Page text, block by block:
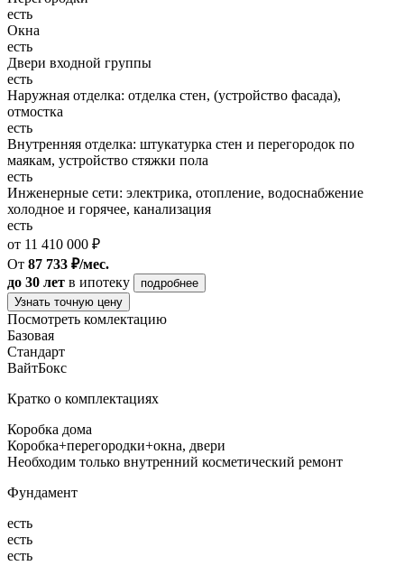
есть
Окна
есть
Двери входной группы
есть
Наружная отделка: отделка стен, (устройство фасада),
отмостка
есть
Внутренняя отделка: штукатурка стен и перегородок по
маякам, устройство стяжки пола
есть
Инженерные сети: электрика, отопление, водоснабжение
холодное и горячее, канализация
есть
от 11 410 000 ₽
От 87 733 ₽/мес.
до 30 лет в ипотеку
подробнее
Узнать точную цену
Посмотреть комлектацию
Базовая
Стандарт
ВайтБокс
Кратко о комплектациях
Коробка дома
Коробка+перегородки+окна, двери
Необходим только внутренний косметический ремонт
Фундамент
есть
есть
есть